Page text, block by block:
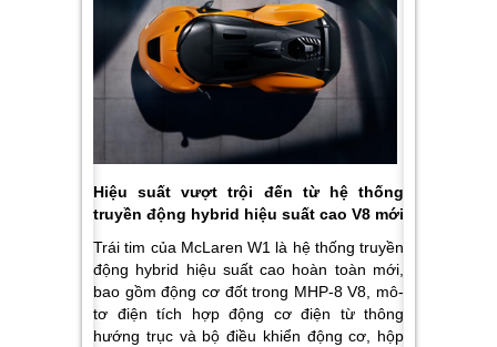
Hiệu suất vượt trội đến từ hệ thống
truyền động hybrid hiệu suất cao V8 mới
Trái tim của McLaren W1 là hệ thống truyền
động hybrid hiệu suất cao hoàn toàn mới,
bao gồm động cơ đốt trong MHP-8 V8, mô-
tơ điện tích hợp động cơ điện từ thông
hướng trục và bộ điều khiển động cơ, hộp